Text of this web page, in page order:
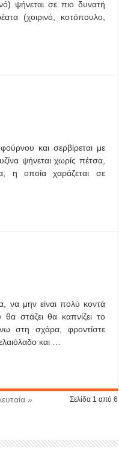
ψήνεται σε πιο δυνατή
(χοιρινό, κοτόπουλο,
και σερβίρεται με
ψήνεται χωρίς πέτσα,
η οποία χαράζεται σε
να μην είναι πολύ κοντά
στάζει θα καπνίζει το
στη σχάρα, φροντίστε
και …
Σελίδα 1 από 6
»